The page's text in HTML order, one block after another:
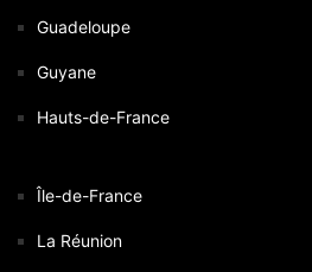
Guadeloupe
Guyane
Hauts-de-France
Île-de-France
La Réunion